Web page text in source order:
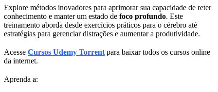
Explore métodos inovadores para aprimorar sua capacidade de reter
conhecimento e manter um estado de foco profundo. Este
treinamento aborda desde exercícios práticos para o cérebro até
estratégias para gerenciar distrações e aumentar a produtividade.
Acesse Cursos Udemy Torrent para baixar todos os cursos online
da internet.
Aprenda a: